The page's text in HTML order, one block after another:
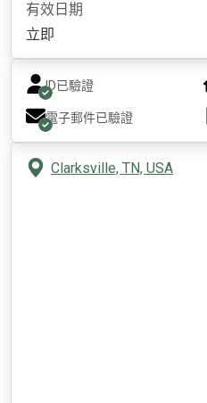
有效日期
立即
ID已驗證
電子郵件已驗證
Clarksville, TN, USA